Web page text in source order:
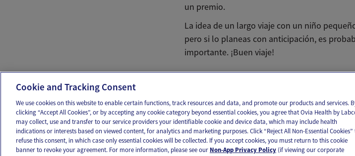
un premio.
La idea de un largo viaje con un niño
pero si lo planeas con anticipación, es
importante. ¡Buen viaje!
OUR APPS FOLLOW US
Cookie and Tracking Consent
We use cookies on this website to enable certain functions, track resources and data, and promote our products and services.
clicking “Accept All Cookies”, or by accepting any cookie category beyond essential cookies, you agree that Ovia Health by
may collect, use and transfer to our service providers your identifiable cookie and device data, which may include health
indications or interests based on viewed content, for analytics and marketing purposes. Click “Reject All Non-Essential Cookies”
refuse this consent, in which case only essential cookies will be collected. If you accept cookies, you must return to this cookie
banner to revoke your agreement. For more information, please see our Non-App Privacy Policy (if viewing our corporate